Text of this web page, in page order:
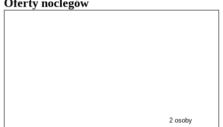
Oferty noclegów
2 osoby